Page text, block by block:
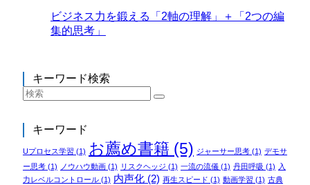
ビジネス力を鍛える「2軸の理解」＋「2つの編
集的思考」
キーワード検索
キーワード
Uプロセス学習 (1) お薦め書籍 (5) ジャーサー思考(1) デモサ
ー思考(1) ノウハウ動画(1) リスクヘッジ (1) 一流の流儀(1) 丹田呼吸 (1) 入
力レベルコントロール(1) 内声化(2) 再生スピード (1) 動画学習 (1) 古典